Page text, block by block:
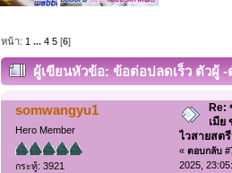
หน้า: 1 ... 4 5[6]
ผู้เขียนหัวข้อ: ข้อต่อปลดเร็ว ตัวผู้
(อ่าน 5804 ครั้ง)
somwangyu1
Hero Member
กระทู้: 3921
Re:
เมีย
ไวสายสต
«ตอบกลับ
2025,